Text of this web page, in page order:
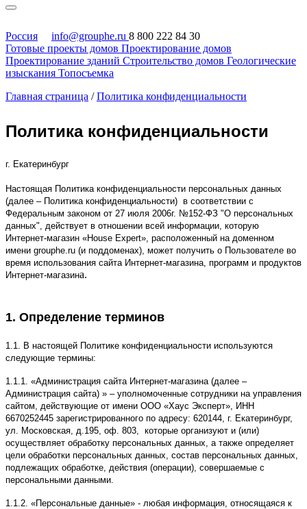
Россия info@grouphe.ru 8 800 222 84 30
Готовые проекты домов Проектирование домов
Проектирование зданий Строительство домов Геологические
изыскания Топосъемка
Главная страница / Политика конфиденциальности
Политика конфиденциальности
г. Екатеринбург
Настоящая Политика конфиденциальности персональных данных
(далее – Политика конфиденциальности) в соответствии с
Федеральным законом от 27 июля 2006г. №152-ФЗ "О персональных
данных", действует в отношении всей информации, которую
Интернет-магазин «House Expert», расположенный на доменном
имени grouphe.ru (и поддоменах), может получить о Пользователе во
время использования сайта Интернет-магазина, программ и продуктов
Интернет-магазина.
1. Определение терминов
1.1. В настоящей Политике конфиденциальности используются
следующие термины:
1.1.1. «Администрация сайта Интернет-магазина (далее –
Администрация сайта) » – уполномоченные сотрудники на управления
сайтом, действующие от имени ООО «Хаус Эксперт», ИНН
6670252445 зарегистрированного по адресу: 620144, г. Екатеринбург,
ул. Московская, д.195, оф. 803 , которые организуют и (или)
осуществляет обработку персональных данных, а также определяет
цели обработки персональных данных, состав персональных данных,
подлежащих обработке, действия (операции), совершаемые с
персональными данными.
1.1.2. «Персональные данные» - любая информация, относящаяся к